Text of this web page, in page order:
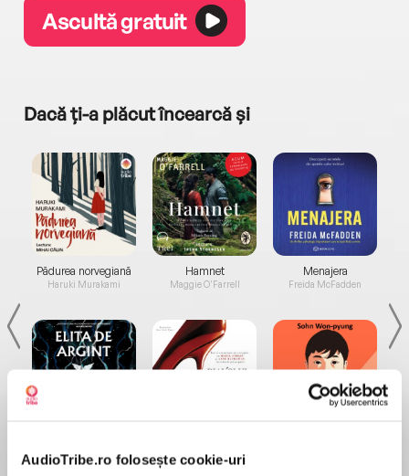
AudioTribe.ro folosește cookie-uri
Ascultă gratuit
Dacă ți-a plăcut încearcă și
Pădurea norvegiană
Haruki Murakami
de...
Dani Francis
Hamnet
Maggie O'Farrell
la...
Lauren Weisberger
Menajera
Freida McFadden